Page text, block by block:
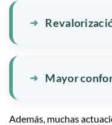
Mayor
Además, muchas